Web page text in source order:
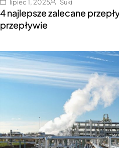
lipiec 1, 2025 Suki
4 najlepsze zalecane
przepływie